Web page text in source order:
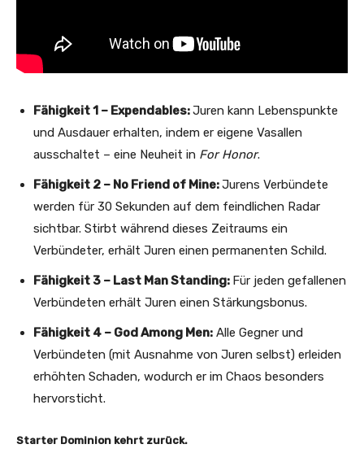
Fähigkeit 1 – Expendables:Juren kann Lebenspunkte
und Ausdauer erhalten, indem er eigene Vasallen
ausschaltet – eine Neuheit in For Honor.
Fähigkeit 2 – No Friend of Mine:Jurens Verbündete
werden für 30 Sekunden auf dem feindlichen Radar
sichtbar. Stirbt während dieses Zeitraums ein
Verbündeter, erhält Juren einen permanenten Schild.
Fähigkeit 3 – Last Man Standing: Für jeden gefallenen
Verbündeten erhält Juren einen Stärkungsbonus.
Fähigkeit 4 – God Among Men: Alle Gegner und
Verbündeten (mit Ausnahme von Juren selbst) erleiden
erhöhten Schaden, wodurch er im Chaos besonders
hervorsticht.
Starter Dominion kehrt zurück.